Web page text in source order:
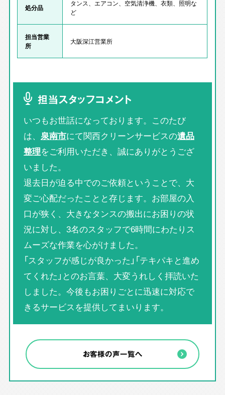
処分品
タンス、エアコン、空気清浄機、衣類、照明な
ど
担当営業
所
大阪深江営業所
担当スタッフコメント
いつもお世話になっております。このたび
は、 泉南市にて関西クリーンサービスの遺品
整理をご利用いただき、誠にありがとうござ
いました。
退去日が迫る中でのご依頼ということで、大
変ご心配だったことと存じます。お部屋の入
口が狭く、大きなタンスの搬出にお困りの状
況に対し、3名のスタッフで6時間にわたりス
ムーズな作業を心がけました。
「スタッフが感じが良かった」「テキパキと進め
てくれた」とのお言葉、大変うれしく拝読いた
しました。今後もお困りごとに迅速に対応で
きるサービスを提供してまいります。
お客様の声一覧へ